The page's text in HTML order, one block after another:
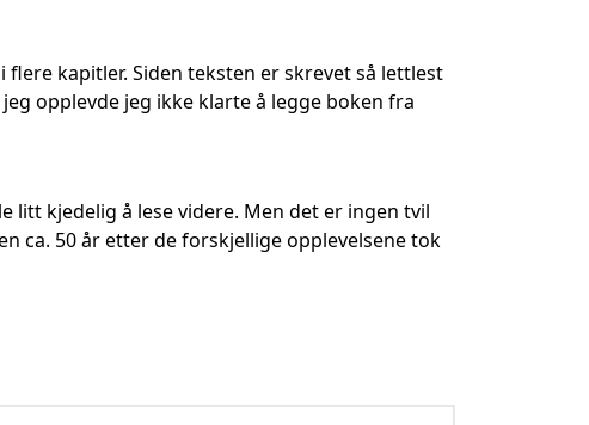
flere kapitler. Siden teksten er skrevet så lettlest
opplevde jeg ikke klarte å legge boken fra
litt kjedelig å lese videre. Men det er ingen tvil
ca. 50 år etter de forskjellige opplevelsene tok